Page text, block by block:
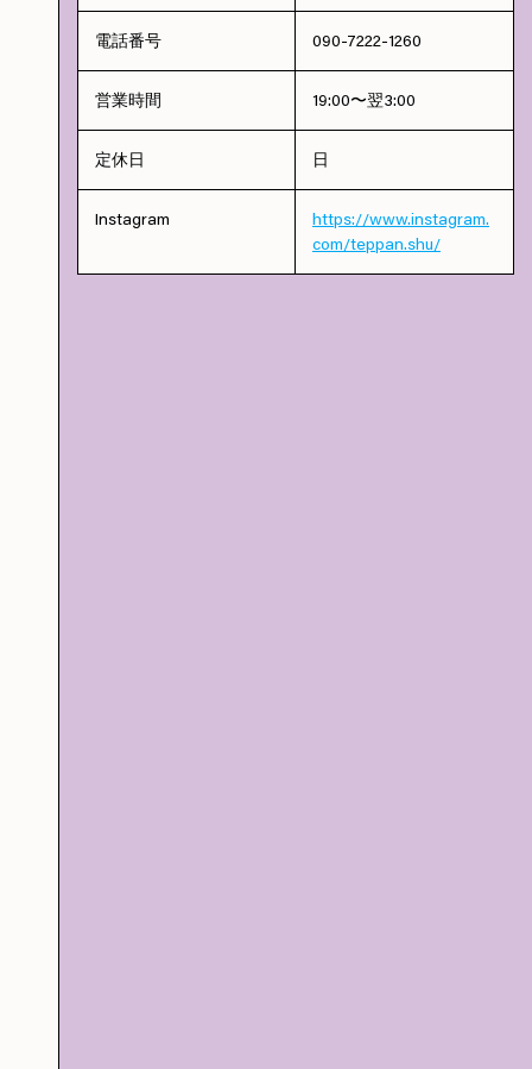
電話番号 090-7222-1260
営業時間 19:00〜翌3:00
定休日 日
Instagram
https://www.instagram.
com/teppan.shu/